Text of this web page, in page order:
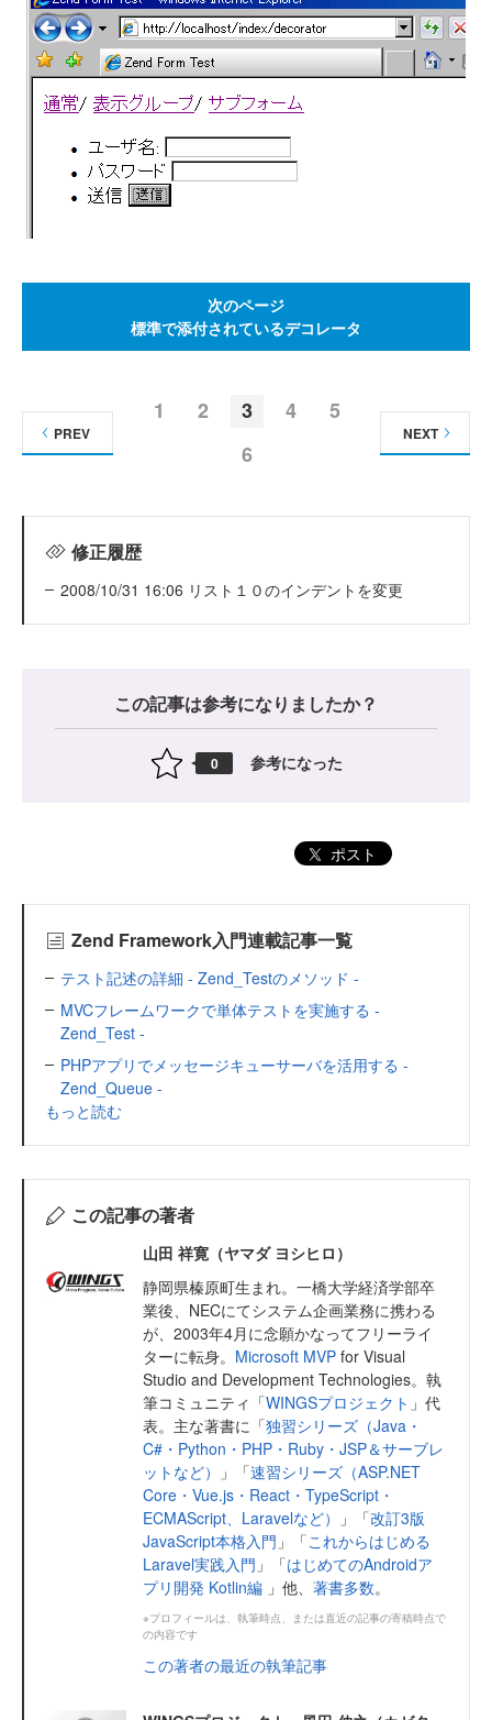
次のページ
標準で添付されているデコレータ
1 2 3 4
5
6
PREV NEXT
修正履歴
2008/10/31 16:06 リスト１０のインデントを変更
この記事は参考になりましたか？
0 参考になった
ポスト
Zend Framework入門連載記事一覧
テスト記述の詳細 - Zend_Testのメソッド -
MVCフレームワークで単体テストを実施する -
Zend_Test -
PHPアプリでメッセージキューサーバを活用する -
Zend_Queue -
もっと読む
この記事の著者
山田 祥寛（ヤマダ ヨシヒロ）
静岡県榛原町生まれ。一橋大学経済学部卒
業後、NECにてシステム企画業務に携わる
が、2003年4月に念願かなってフリーライ
ターに転身。 Microsoft MVP for Visual
Studio and Development Technologies。執
筆コミュニティ「WINGSプロジェクト 」代
表。主な著書に「独習シリーズ（Java・
C#・Python・PHP・Ruby・JSP＆サーブレ
ットなど）
」「速習シリーズ（ASP.NET
Core・Vue.js・React・TypeScript・
ECMAScript、Laravelなど）
」「改訂3版
JavaScript本格入門 」「これからはじめる
Laravel実践入門 」「はじめてのAndroidア
プリ開発 Kotlin編 」他、 著書多数。
※プロフィールは、執筆時点、または直近の記事の寄稿時点で
の内容です
この著者の最近の執筆記事